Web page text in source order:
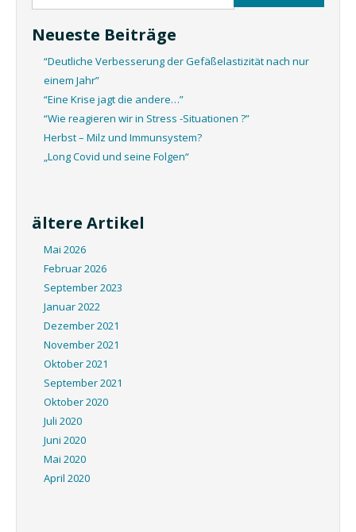
Neueste Beiträge
“Deutliche Verbesserung der Gefäßelastizität nach nur
einem Jahr”
“Eine Krise jagt die andere…”
“Wie reagieren wir in Stress -Situationen ?”
Herbst – Milz und Immunsystem?
„Long Covid und seine Folgen“
ältere Artikel
Mai 2026
Februar 2026
September 2023
Januar 2022
Dezember 2021
November 2021
Oktober 2021
September 2021
Oktober 2020
Juli 2020
Juni 2020
Mai 2020
April 2020